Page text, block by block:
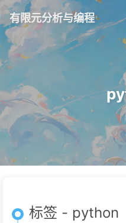
有限元分析与编程
标签 - python